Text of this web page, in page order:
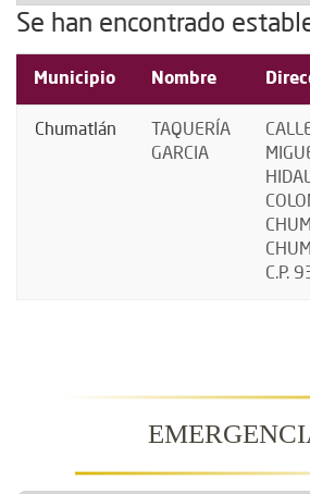
Se han encontrado
Municipio Nombre
Chumatlán
TAQUERÍA
GARCIA
C.P.